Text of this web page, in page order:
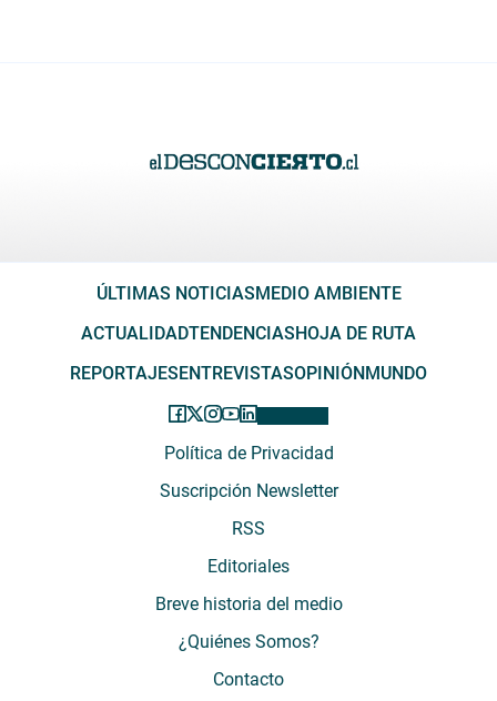
ÚLTIMAS NOTICIASMEDIO AMBIENTE
ACTUALIDADTENDENCIASHOJA DE RUTA
REPORTAJESENTREVISTASOPINIÓNMUNDO
Política de Privacidad
Suscripción Newsletter
RSS
Editoriales
Breve historia del medio
¿Quiénes Somos?
Contacto